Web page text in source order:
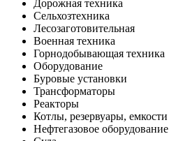
Дорожная техника
Сельхозтехника
Лесозаготовительная
Военная техника
Горнодобывающая техника
Оборудование
Буровые установки
Трансформаторы
Реакторы
Котлы, резервуары, емкости
Нефтегазовое оборудование